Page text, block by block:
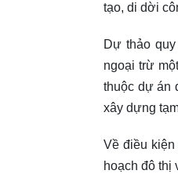
tạo, di dời
Dự thảo
ngoại trừ
thuộc dự án
xây dựng
Về điều
hoạch đô thị